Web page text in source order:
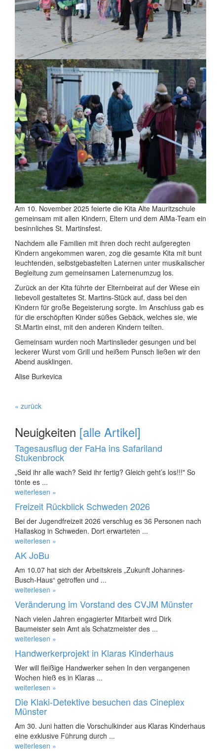
Am 10. November 2025 feierte die Kita Alte Mauritzschule
gemeinsam mit allen Kindern, Eltern und dem AlMa-Team ein
besinnliches St. Martinsfest.
Nachdem alle Familien mit ihren doch recht aufgeregten
Kindern angekommen waren, zog die gesamte Kita mit bunt
leuchtenden, selbstgebastelten Laternen unter musikalischer
Begleitung zum gemeinsamen Laternenumzug los.
Zurück an der Kita führte der Elternbeirat auf der Wiese ein
liebevoll gestaltetes St. Martins-Stück auf, dass bei den
Kindern für große Begeisterung sorgte. Im Anschluss gab es
für die erschöpften Kinder süßes Gebäck, welches sie, wie
St.Martin einst, mit den anderen Kindern teilten.
Gemeinsam wurden noch Martinslieder gesungen und bei
leckerer Wurst vom Grill und heißem Punsch ließen wir den
Abend ausklingen.
Alise Burkevica
« zurück
Neuigkeiten [alle Artikel]
Tagesausflug der FaHa ins Safariland
Stukenbrock
„Seid ihr alle wach? Seid ihr fertig? Gleich geht’s los!!!" So
tönte es ...
weiterlesen »
Freizeit Rückblick Schweden 2026
Bei der Jugendfreizeit 2026 verschlug es 36 Personen nach
Hallaskog in Schweden. Dort erwarteten ...
weiterlesen »
AK JoBu
Am 10.07 hat sich der Arbeitskreis „Zukunft Johannes-
Busch-Haus“ getroffen und ...
weiterlesen »
Veränderung im Vorstand des CVJM Münster
Nach vielen Jahren engagierter Mitarbeit wird Dirk
Baumeister sein Amt als Schatzmeister des ...
weiterlesen »
Handwerkerprojekt in Klaras Kinderhaus
Wer will fleißige Handwerker sehen In den vergangenen
Wochen hieß es in Klaras ...
weiterlesen »
Die Klaki-Detektive besuchen das Cineplex
Münster
Am 30. Juni hatten die Vorschulkinder aus Klaras Kinderhaus
eine exklusive Führung durch ...
weiterlesen »